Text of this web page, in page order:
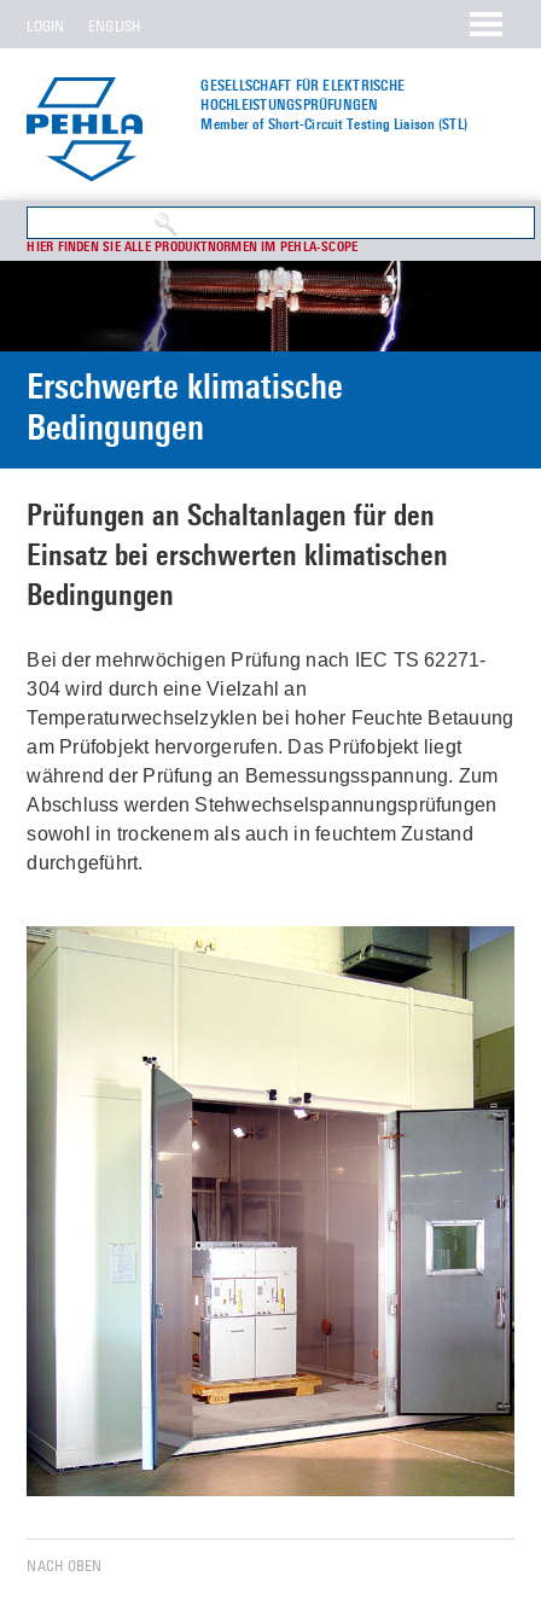
GESELLSCHAFT FÜR ELEKTRISCHE
HOCHLEISTUNGS­PRÜFUNGEN
Member of Short-Circuit Testing Liaison (STL)
LOGIN ENGLISH
HIER FINDEN SIE ALLE PRODUKTNORMEN IM PEHLA-SCOPE
Erschwerte klimatische
Bedingungen
Prüfungen an Schaltanlagen für den
Einsatz bei erschwerten klimatischen
Bedingungen
Bei der mehrwöchigen Prüfung nach IEC TS 62271-
304 wird durch eine Vielzahl an
Temperaturwechselzyklen bei hoher Feuchte Betauung
am Prüfobjekt hervorgerufen. Das Prüfobjekt liegt
während der Prüfung an Bemessungsspannung. Zum
Abschluss werden Stehwechselspannungsprüfungen
sowohl in trockenem als auch in feuchtem Zustand
durchgeführt.
NACH OBEN